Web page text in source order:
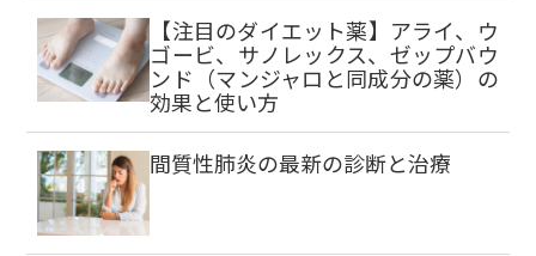
【注目のダイエット薬】アライ、ウ
ゴービ、サノレックス、ゼップバウ
ンド（マンジャロと同成分の薬）の
効果と使い方
間質性肺炎の最新の診断と治療